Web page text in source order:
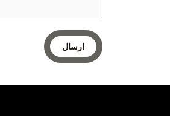
ارسال